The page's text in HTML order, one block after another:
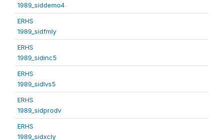
1989_siddemo4
ERHS
1989_sidfmly
ERHS
1989_sidinc5
ERHS
1989_sidlvs5
ERHS
1989_sidprodv
ERHS
1989_sidxcly